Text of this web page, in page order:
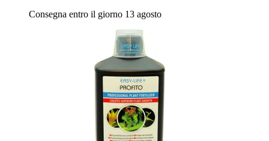
Consegna entro il giorno 13 agosto